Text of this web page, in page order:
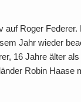
auf Roger Federer.
Jahr wieder
16 Jahre älter
Robin Haase